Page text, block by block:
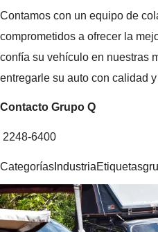
Contamos con un equipo de
comprometidos a ofrecer la
confía su vehículo en nuestras
entregarle su auto con calidad
Contacto Grupo Q
2248-6400
Categorías IndustriaEtiquetas
Navegación
de